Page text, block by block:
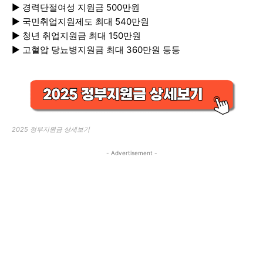
▶ 경력단절여성 지원금 500만원
▶ 국민취업지원제도 최대 540만원
▶ 청년 취업지원금 최대 150만원
▶ 고혈압 당뇨병지원금 최대 360만원 등등
2025 정부지원금 상세보기
- Advertisement -